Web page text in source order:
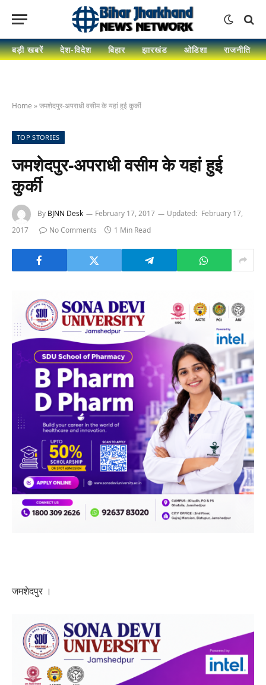
बड़ी खबरें देश-विदेश बिहार झारखंड ओडिशा राजनीति
Home »जमशेदपुर-अपराधी वसीम के यहां हुई कुर्की
TOP STORIES
जमशेदपुर-अपराधी वसीम के यहां हुई
कुर्की
By BJNN Desk February 17, 2017 Updated: February 17,
2017
No Comments 1 Min Read
जमशेदपुर ।